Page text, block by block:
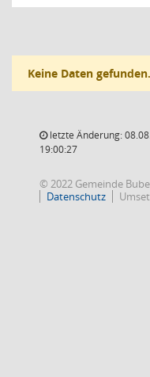
Keine Daten gefunden.
letzte Änderung:
19:00:27
© 2022 Gemeinde
Datenschutz